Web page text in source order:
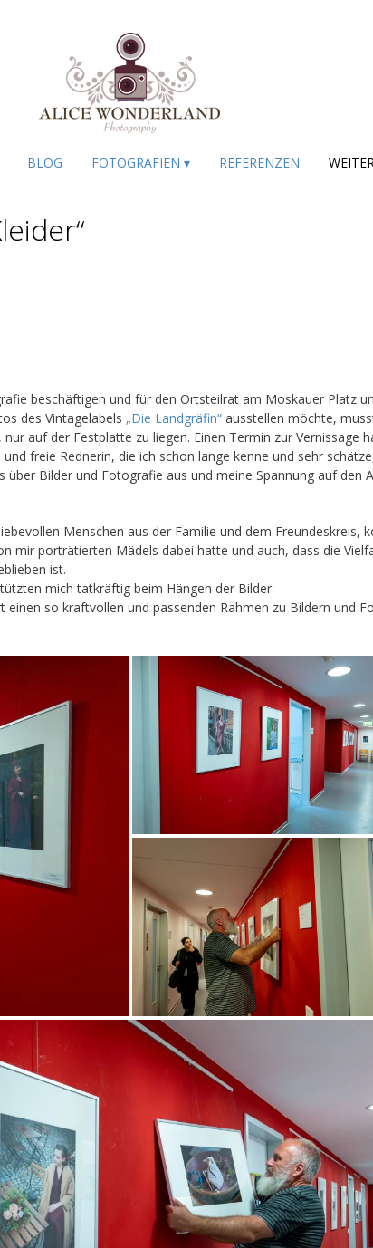
BLOG FOTOGRAFIEN ▾ REFERENZEN
beschäftigen und für den Ortsteilrat am Moskauer Platz
des Vintagelabels „Die Landgräfin“ ausstellen möchte,
auf der Festplatte zu liegen. Einen Termin zur Vernissage
freie Rednerin, die ich schon lange kenne und sehr
Bilder und Fotografie aus und meine Spannung auf den
Menschen aus der Familie und dem Freundeskreis,
mir porträtierten Mädels dabei hatte und auch, dass die
ist.
mich tatkräftig beim Hängen der Bilder.
so kraftvollen und passenden Rahmen zu Bildern und